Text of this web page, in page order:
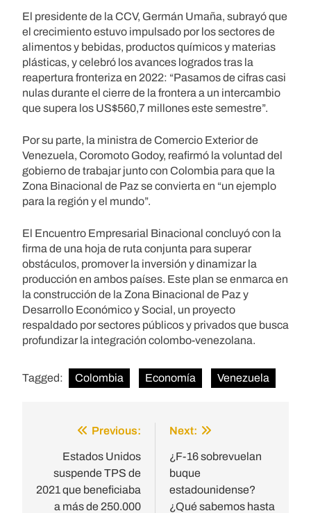
El presidente de la CCV, Germán Umaña, subrayó que
el crecimiento estuvo impulsado por los sectores de
alimentos y bebidas, productos químicos y materias
plásticas, y celebró los avances logrados tras la
reapertura fronteriza en 2022: “Pasamos de cifras casi
nulas durante el cierre de la frontera a un intercambio
que supera los US$560,7 millones este semestre”.
Por su parte, la ministra de Comercio Exterior de
Venezuela, Coromoto Godoy, reafirmó la voluntad del
gobierno de trabajar junto con Colombia para que la
Zona Binacional de Paz se convierta en “un ejemplo
para la región y el mundo”.
El Encuentro Empresarial Binacional concluyó con la
firma de una hoja de ruta conjunta para superar
obstáculos, promover la inversión y dinamizar la
producción en ambos países. Este plan se enmarca en
la construcción de la Zona Binacional de Paz y
Desarrollo Económico y Social, un proyecto
respaldado por sectores públicos y privados que busca
profundizar la integración colombo-venezolana.
Tagged: Colombia Economía Venezuela
navigation
Previous:
Estados Unidos
suspende TPS de
2021 que beneficiaba
a más de 250.000
Next:
¿F-16 sobrevuelan
buque
estadounidense?
¿Qué sabemos hasta